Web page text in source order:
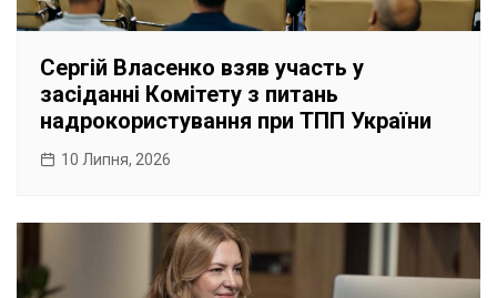
Сергій Власенко взяв участь у
засіданні Комітету з питань
надрокористування при ТПП України
10 Липня, 2026